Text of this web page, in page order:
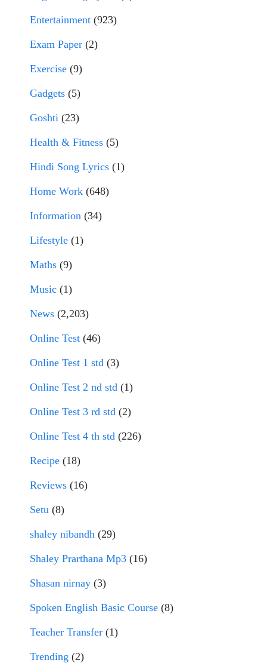
Entertainment (923)
Exam Paper (2)
Exercise (9)
Gadgets (5)
Goshti (23)
Health & Fitness (5)
Hindi Song Lyrics (1)
Home Work (648)
Information (34)
Lifestyle (1)
Maths (9)
Music (1)
News (2,203)
Online Test (46)
Online Test 1 std (3)
Online Test 2 nd std (1)
Online Test 3 rd std (2)
Online Test 4 th std (226)
Recipe (18)
Reviews (16)
Setu (8)
shaley nibandh (29)
Shaley Prarthana Mp3 (16)
Shasan nirnay (3)
Spoken English Basic Course (8)
Teacher Transfer (1)
Trending (2)